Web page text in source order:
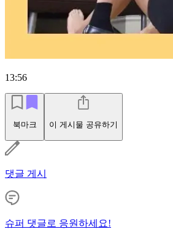
13:56
북마크 이 게시물 공유하기
댓글 게시
슈퍼 댓글로 응원하세요!